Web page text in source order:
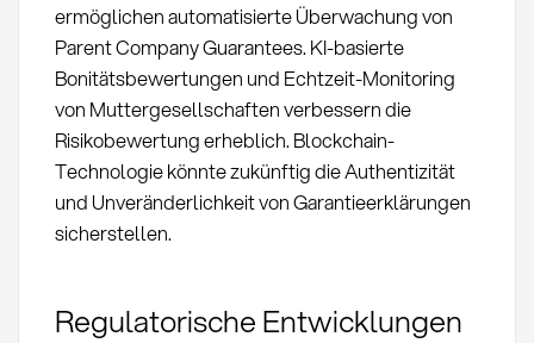
ermöglichen automatisierte Überwachung von
Parent Company Guarantees. KI-basierte
Bonitätsbewertungen und Echtzeit-Monitoring
von Muttergesellschaften verbessern die
Risikobewertung erheblich. Blockchain-
Technologie könnte zukünftig die Authentizität
und Unveränderlichkeit von Garantieerklärungen
sicherstellen.
Regulatorische Entwicklungen